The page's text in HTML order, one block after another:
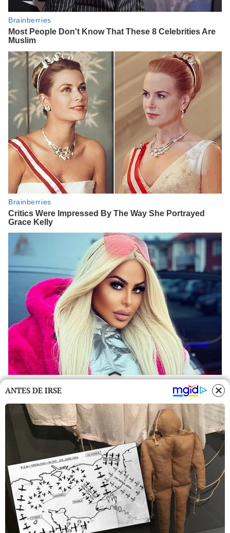
ANTES DE IRSE